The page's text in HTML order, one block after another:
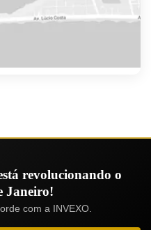
revolucionando o
Janeiro!
com a INVEXO.